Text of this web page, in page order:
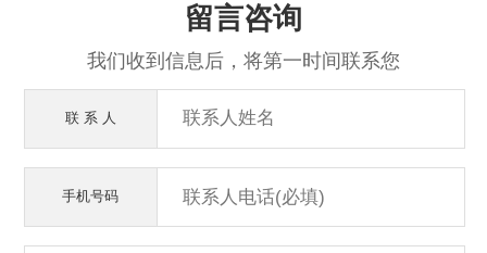
留言咨询
我们收到信息后，将第一时间联系您
联 系 人
手机号码